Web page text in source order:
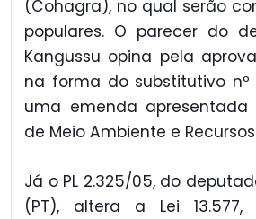
(Cohagra), no qual serão
populares. O parecer do
Kangussu opina pela
na forma do substitutivo nº
uma emenda apresentada
de Meio Ambiente e
Já o PL 2.325/05, do
(PT), altera a Lei